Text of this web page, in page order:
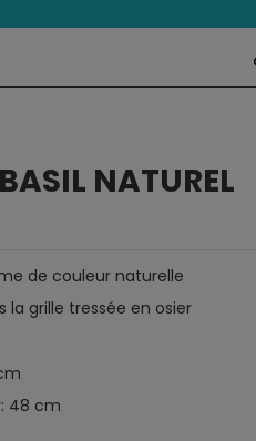
NATUREL
de couleur naturelle
la grille tressée en osier
48 cm